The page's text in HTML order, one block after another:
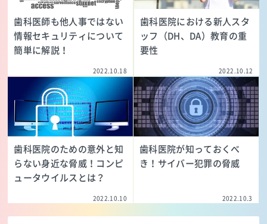
歯科医師も他人事ではない
情報セキュリティについて
簡単に解説！
2022.10.18
歯科医院における新人スタ
ッフ（DH、DA）教育の重
要性
2022.10.12
歯科医院のための意外と知
らない身近な脅威！コンピ
ュータウイルスとは？
2022.10.10
歯科医院が知っておくべ
き！サイバー犯罪の脅威
2022.10.3